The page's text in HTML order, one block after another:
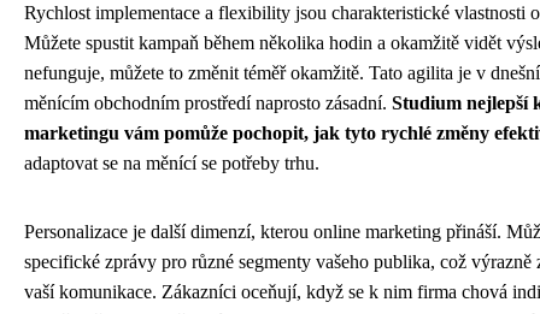
Rychlost implementace a flexibility jsou charakteristické vlastnosti
Můžete spustit kampaň během několika hodin a okamžitě vidět
nefunguje, můžete to změnit téměř okamžitě. Tato agilita je v
měnícím obchodním prostředí naprosto zásadní. Studium nejlepší
marketingu vám pomůže pochopit, jak tyto rychlé změny
adaptovat se na měnící se potřeby trhu.
Personalizace je další dimenzí, kterou online marketing přináší.
specifické zprávy pro různé segmenty vašeho publika, což výrazně
vaší komunikace. Zákazníci oceňují, když se k nim firma chová